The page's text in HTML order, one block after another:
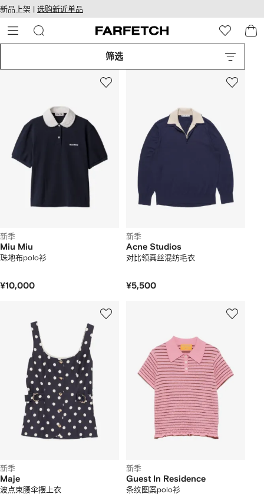
至
内
容
障碍网络
设
新品上架 | 选购新近单品
筛选
新季
Miu Miu
珠地布polo衫
¥10,000
新季
Acne Studios
对比领真丝混纺毛衣
¥5,500
新季
Maje
波点束腰伞摆上衣
新季
Guest In Residence
条纹图案polo衫